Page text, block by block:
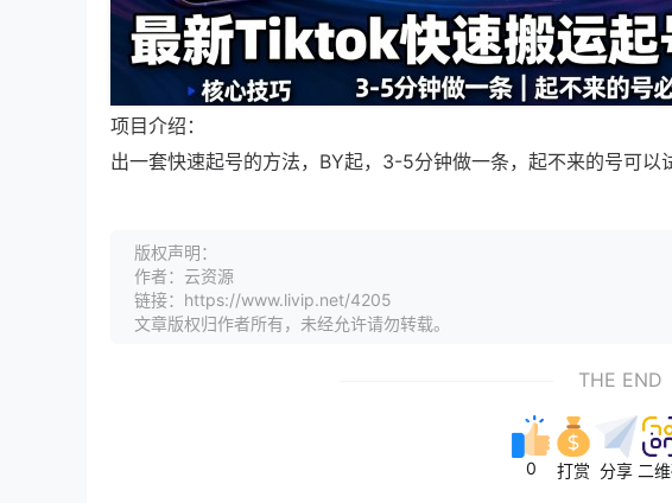
项目介绍：
出一套快速起号的方法，BY起，3-5分钟做一条，起不来的号可以
版权声明：
作者：云资源
链接：https://www.livip.net/4205
文章版权归作者所有，未经允许请勿转载。
THE END
0 打赏 分享 二